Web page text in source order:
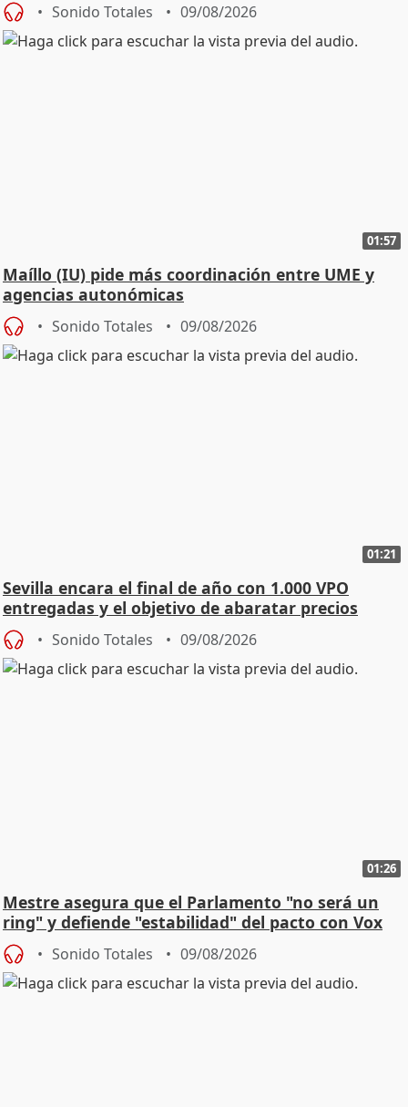
Sonido Totales 09/08/2026
01:57
Maíllo (IU) pide más coordinación entre UME y
agencias autonómicas
Sonido Totales 09/08/2026
01:21
Sevilla encara el final de año con 1.000 VPO
entregadas y el objetivo de abaratar precios
Sonido Totales 09/08/2026
01:26
Mestre asegura que el Parlamento "no será un
ring" y defiende "estabilidad" del pacto con Vox
Sonido Totales 09/08/2026